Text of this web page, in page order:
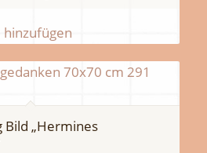
hinzufügen
Bild „Hermines